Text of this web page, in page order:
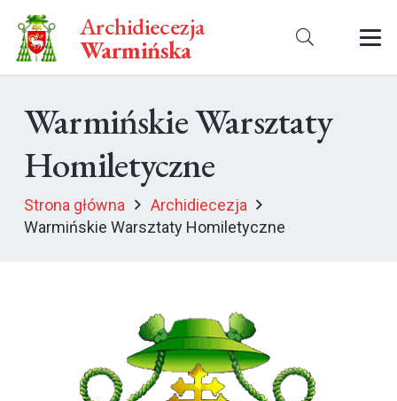
Archidiecezja
Warmińska
Warmińskie Warsztaty
Homiletyczne
Strona główna
Archidiecezja
Warmińskie Warsztaty Homiletyczne